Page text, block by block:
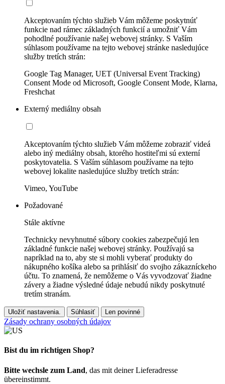
Akceptovaním týchto služieb Vám môžeme poskytnúť
funkcie nad rámec základných funkcií a umožniť Vám
pohodlné používanie našej webovej stránky. S Vaším
súhlasom používame na tejto webovej stránke nasledujúce
služby tretích strán:
Google Tag Manager, UET (Universal Event Tracking)
Consent Mode od Microsoft, Google Consent Mode, Klarna,
Freshchat
Externý mediálny obsah
Akceptovaním týchto služieb Vám môžeme zobraziť videá
alebo iný mediálny obsah, ktorého hostiteľmi sú externí
poskytovatelia. S Vaším súhlasom používame na tejto
webovej lokalite nasledujúce služby tretích strán:
Vimeo, YouTube
Požadované
Stále aktívne
Technicky nevyhnutné súbory cookies zabezpečujú len
základné funkcie našej webovej stránky. Používajú sa
napríklad na to, aby ste si mohli vyberať produkty do
nákupného košíka alebo sa prihlásiť do svojho zákazníckeho
účtu. To znamená, že nemôžeme o Vás vyvodzovať žiadne
závery a žiadne výsledné údaje nebudú nikdy poskytnuté
tretím stranám.
Uložiť nastavenia. Súhlasiť Len povinné
Zásady ochrany osobných údajov
Bist du im richtigen Shop?
Bitte wechsle zum Land, das mit deiner Lieferadresse
übereinstimmt.